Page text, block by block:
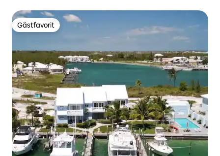
Gästfavorit
Gästfavorit